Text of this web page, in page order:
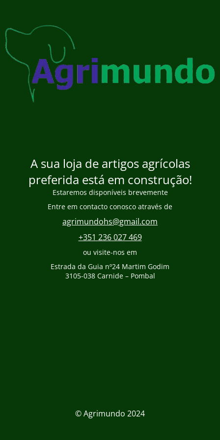
A sua loja de artigos agrícolas
preferida está em construção!
Estaremos disponíveis brevemente
Entre em contacto conosco através de
agrimundohs@gmail.com
+351 236 027 469
ou visite-nos em
Estrada da Guia nº24 Martim Godim
3105-038 Carnide – Pombal
© Agrimundo 2024